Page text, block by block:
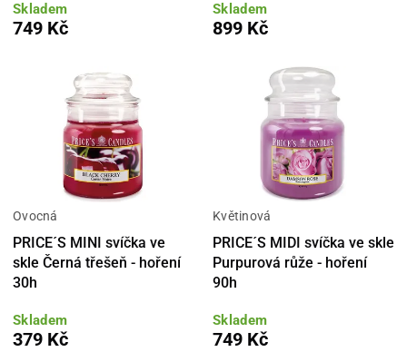
Skladem
749 Kč
Skladem
899 Kč
Ovocná
PRICE´S MINI svíčka ve
skle Černá třešeň - hoření
30h
Skladem
379 Kč
Květinová
PRICE´S MIDI svíčka ve skle
Purpurová růže - hoření
90h
Skladem
749 Kč